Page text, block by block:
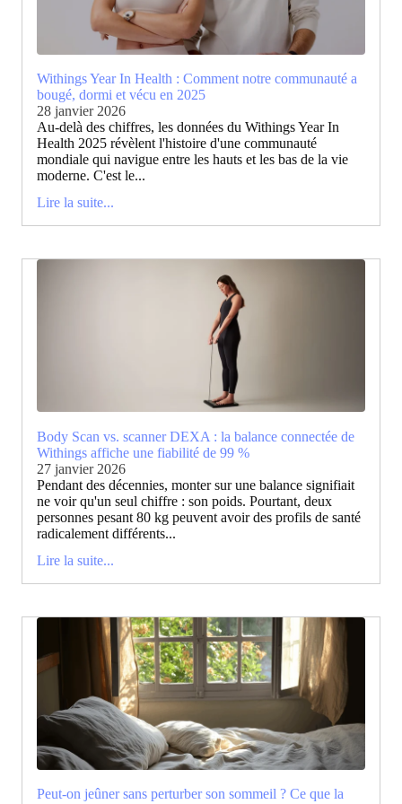
Withings Year In Health : Comment notre communauté a
bougé, dormi et vécu en 2025
28 janvier 2026
Au-delà des chiffres, les données du Withings Year In
Health 2025 révèlent l'histoire d'une communauté
mondiale qui navigue entre les hauts et les bas de la vie
moderne. C'est le...
Lire la suite...
Body Scan vs. scanner DEXA : la balance connectée de
Withings affiche une fiabilité de 99 %
27 janvier 2026
Pendant des décennies, monter sur une balance signifiait
ne voir qu'un seul chiffre : son poids. Pourtant, deux
personnes pesant 80 kg peuvent avoir des profils de santé
radicalement différents...
Lire la suite...
Peut-on jeûner sans perturber son sommeil ? Ce que la